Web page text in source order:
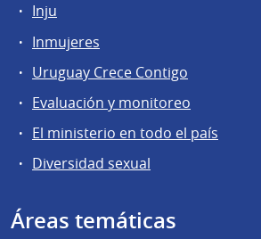
Inju
Inmujeres
Uruguay Crece Contigo
Evaluación y monitoreo
El ministerio en todo el país
Diversidad sexual
Áreas temáticas